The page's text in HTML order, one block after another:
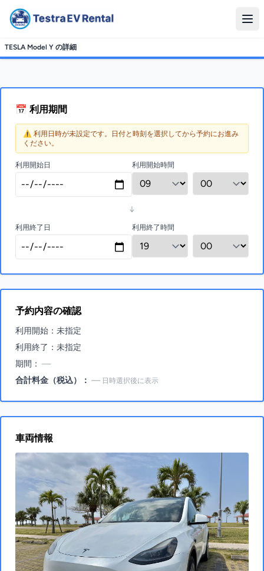
TESLA Model Y の詳細
📅 利用期間
⚠️ 利用日時が未設定です。日付と時刻を選択してから予約にお進み
ください。
利用開始日 利用開始時間
↓
利用終了日 利用終了時間
予約内容の確認
利用開始：未指定
利用終了：未指定
期間： —
合計料金（税込）： — 日時選択後に表示
車両情報